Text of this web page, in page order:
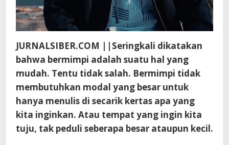
JURNALSIBER.COM ||Seringkali dikatakan
bahwa bermimpi adalah suatu hal yang
mudah. Tentu tidak salah. Bermimpi tidak
membutuhkan modal yang besar untuk
hanya menulis di secarik kertas apa yang
kita inginkan. Atau tempat yang ingin kita
tuju, tak peduli seberapa besar ataupun kecil.